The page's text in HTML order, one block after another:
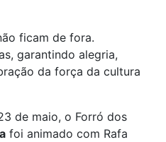
ficam de fora.
garantindo alegria,
da força da cultura
de maio, o Forró dos
foi animado com Rafa